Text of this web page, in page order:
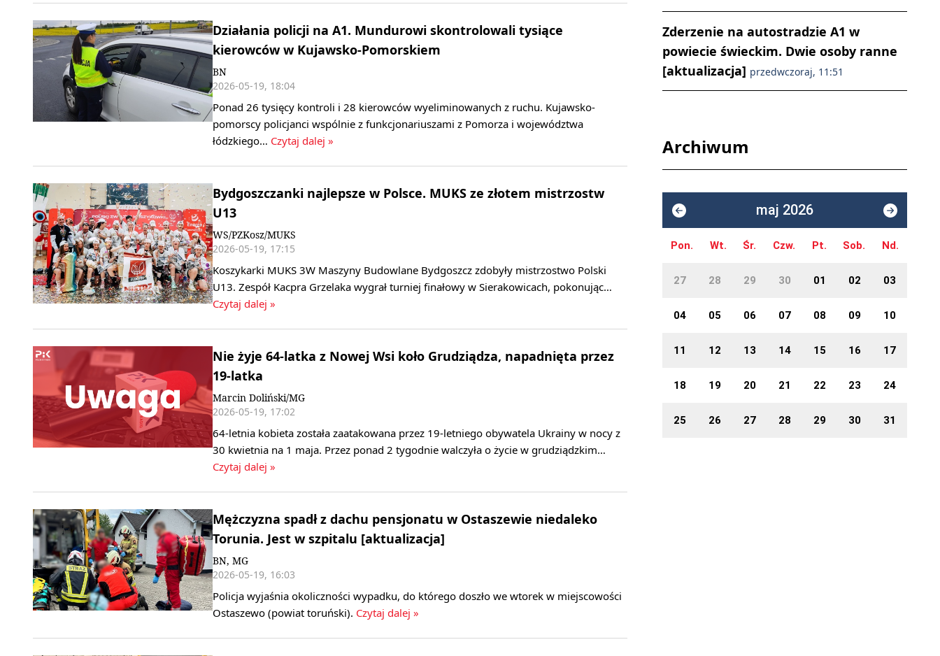
Działania policji na A1. Mundurowi skontrolowali tysiące
kierowców w Kujawsko-Pomorskiem
BN
2026-05-19, 18:04
Ponad 26 tysięcy kontroli i 28 kierowców wyeliminowanych z ruchu. Kujawsko-
pomorscy policjanci wspólnie z funkcjonariuszami z Pomorza i województwa
łódzkiego… Czytaj dalej »
Bydgoszczanki najlepsze w Polsce. MUKS ze złotem mistrzostw
U13
WS/PZKosz/MUKS
2026-05-19, 17:15
Koszykarki MUKS 3W Maszyny Budowlane Bydgoszcz zdobyły mistrzostwo Polski
U13. Zespół Kacpra Grzelaka wygrał turniej finałowy w Sierakowicach, pokonując…
Czytaj dalej »
Nie żyje 64-latka z Nowej Wsi koło Grudziądza, napadnięta przez
19-latka
Marcin Doliński/MG
2026-05-19, 17:02
64-letnia kobieta została zaatakowana przez 19-letniego obywatela Ukrainy w nocy z
30 kwietnia na 1 maja. Przez ponad 2 tygodnie walczyła o życie w grudziądzkim…
Czytaj dalej »
Mężczyzna spadł z dachu pensjonatu w Ostaszewie niedaleko
Torunia. Jest w szpitalu [aktualizacja]
BN, MG
2026-05-19, 16:03
Policja wyjaśnia okoliczności wypadku, do którego doszło we wtorek w miejscowości
Ostaszewo (powiat toruński). Czytaj dalej »
Zderzenie na autostradzie A1 w
powiecie świeckim. Dwie osoby ranne
[aktualizacja] przedwczoraj, 11:51
Archiwum
maj 2026
Pon. Wt. Śr. Czw. Pt. Sob. Nd.
27 28 29 30 01 02 03
04 05 06 07 08 09 10
11 12 13 14 15 16 17
18 19 20 21 22 23 24
25 26 27 28 29 30 31